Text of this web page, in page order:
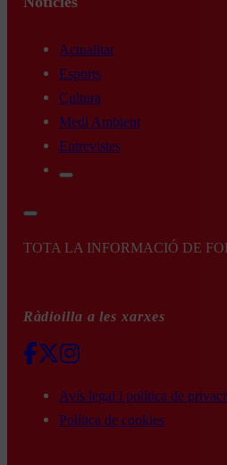
Actualitat
Esports
Cultura
Medi Ambient
Entrevistes
TOTA LA INFORMACIÓ DE
Ràdioilla a les xarxes
Avís legal i política de
Política de cookies